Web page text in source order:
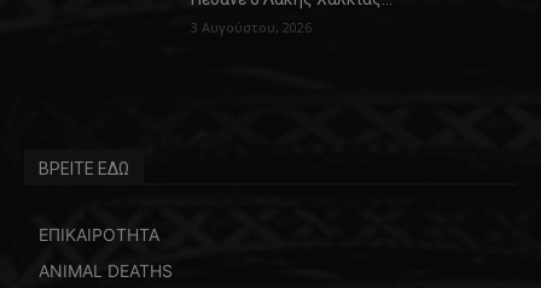
3 Αυγούστου, 2026
ΒΡΕΙΤΕ ΕΔΩ
ΕΠΙΚΑΙΡΟΤΗΤΑ
ANIMAL DEATHS